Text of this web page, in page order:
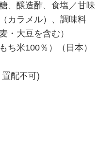
、醸造酢、食塩／甘味
カラメル）、調味料
・大豆を含む）
ち米100％）（日本）
配不可)